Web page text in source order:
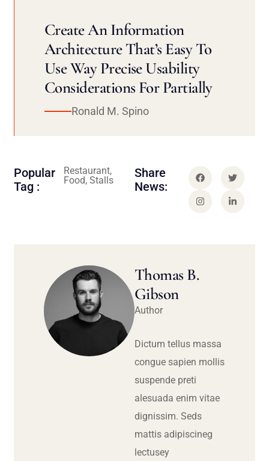
Create An Information
Architecture That’s Easy To
Use Way Precise Usability
Considerations For Partially
Ronald M. Spino
Popular
Tag :
Restaurant,
Food, Stalls
Share
News:
Thomas B.
Gibson
Author
Dictum tellus massa
congue sapien mollis
suspende preti
alesuada enim vitae
dignissim. Seds
mattis adipiscineg
lectusey